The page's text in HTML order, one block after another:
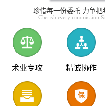
珍惜每一份委托 力争
Cherish every commission
术业专攻 精诚协作